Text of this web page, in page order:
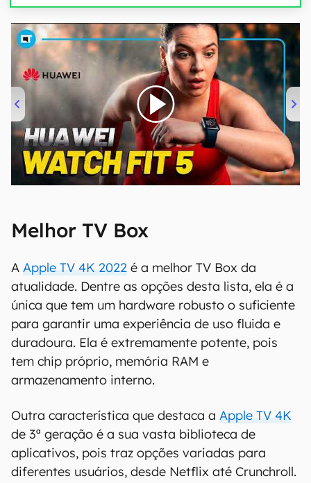
00:00/04:51
Melhor TV Box
A Apple TV 4K 2022 é a melhor TV Box da
atualidade. Dentre as opções desta lista, ela é a
única que tem um hardware robusto o suficiente
para garantir uma experiência de uso fluida e
duradoura. Ela é extremamente potente, pois
tem chip próprio, memória RAM e
armazenamento interno.
Outra característica que destaca a Apple TV 4K
de 3ª geração é a sua vasta biblioteca de
aplicativos, pois traz opções variadas para
diferentes usuários, desde Netflix até Crunchroll.